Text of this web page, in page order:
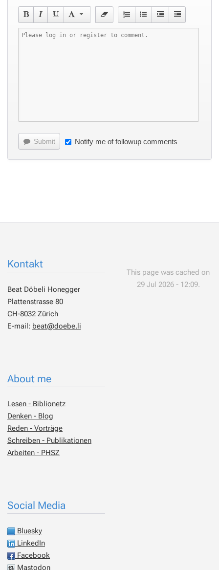
Submit Notify me of followup comments
Kontakt
Beat Döbeli Honegger
Plattenstrasse 80
CH-8032 Zürich
E-mail: beat@doebe.li
About me
Lesen - Biblionetz
Denken - Blog
Reden - Vorträge
Schreiben - Publikationen
Arbeiten - PHSZ
Social Media
Bluesky
LinkedIn
Facebook
Mastodon
This page was cached on
29 Jul 2026 - 12:09.